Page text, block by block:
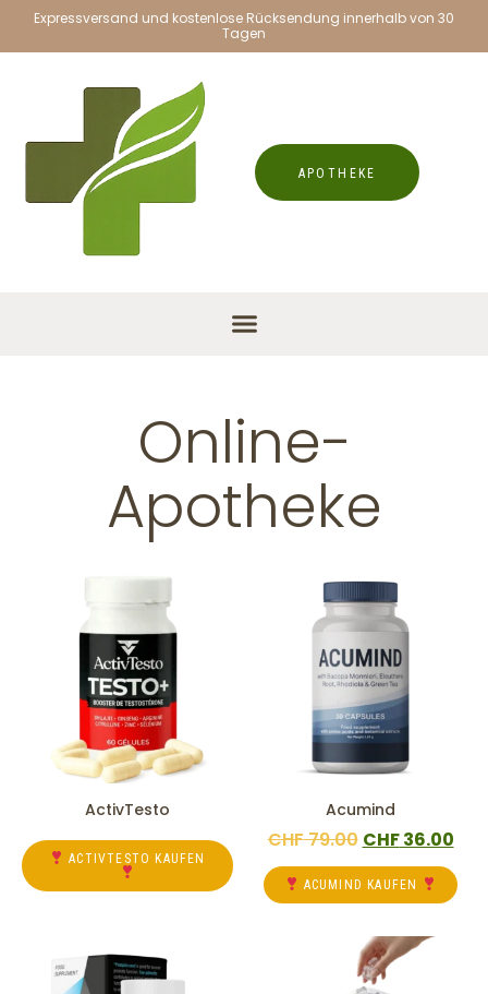
Expressversand und kostenlose Rücksendung innerhalb von 30
Tagen
APOTHEKE
Online-
Apotheke
ActivTesto
ACTIVTESTO KAUFEN
Acumind
CHF79.00 CHF36.00
ACUMIND KAUFEN